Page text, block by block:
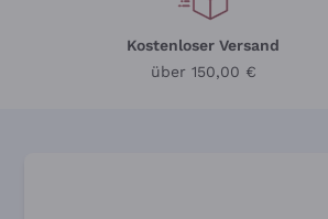
Kostenloser Versand
über 150,00 €